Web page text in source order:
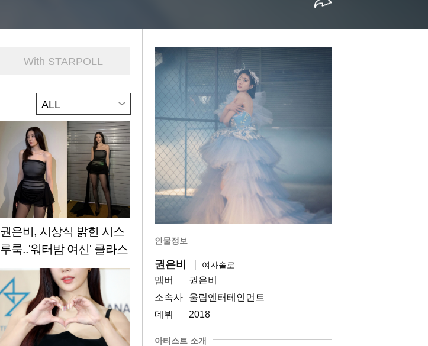
With STARPOLL
ALL
권은비, 시상식 밝힌 시스
루룩..'워터밤 여신' 클라스
인물정보
권은비 여자솔로
멤버
권은비
소속사
울림엔터테인먼트
데뷔
2018
아티스트 소개